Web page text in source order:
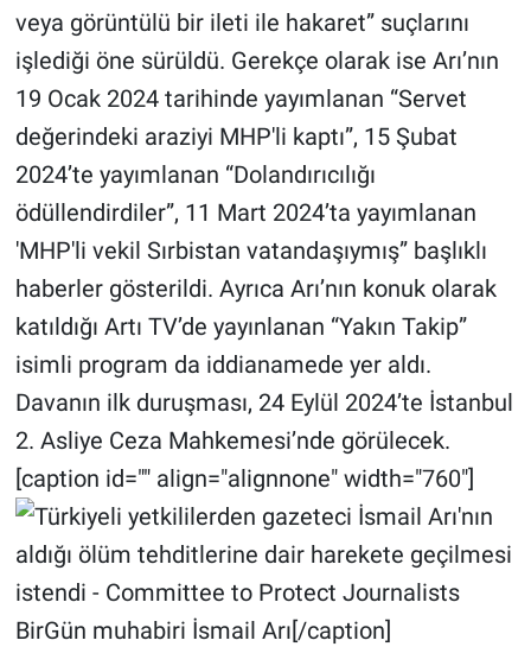
veya görüntülü bir ileti ile hakaret” suçlarını
işlediği öne sürüldü. Gerekçe olarak ise Arı’nın
19 Ocak 2024 tarihinde yayımlanan “Servet
değerindeki araziyi MHP'li kaptı”, 15 Şubat
2024’te yayımlanan “Dolandırıcılığı
ödüllendirdiler”, 11 Mart 2024’ta yayımlanan
'MHP'li vekil Sırbistan vatandaşıymış” başlıklı
haberler gösterildi. Ayrıca Arı’nın konuk olarak
katıldığı Artı TV’de yayınlanan “Yakın Takip”
isimli program da iddianamede yer aldı.
Davanın ilk duruşması, 24 Eylül 2024’te İstanbul
2. Asliye Ceza Mahkemesi’nde görülecek.
[caption id="" align="alignnone" width="760"]
BirGün muhabiri İsmail Arı[/caption]
Günün görüntüsü
Haber
İlan
Kimdir
Koronavirüs
Kültür Sanat
Ne demişti
Nedir
Programlar
Sağlık